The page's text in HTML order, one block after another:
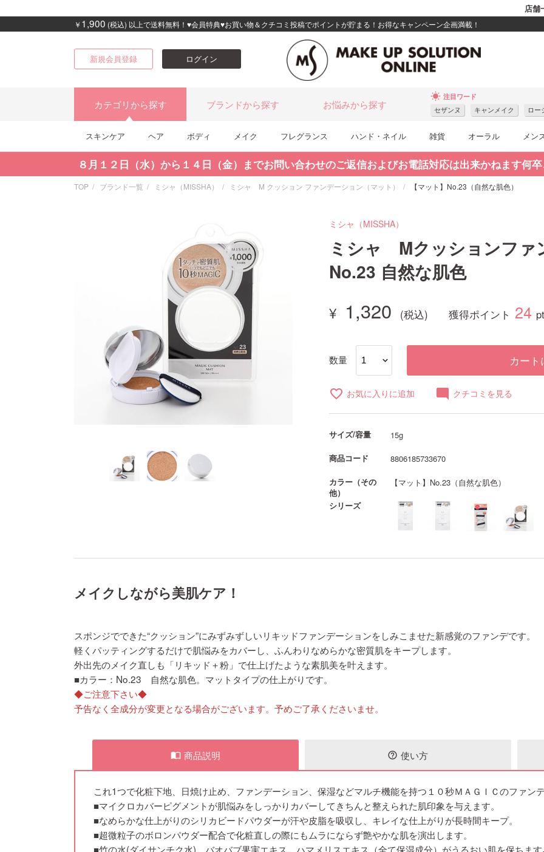
店舗
￥ 1,900 (税込) 以上で送料無料！♥会員特典♥お買い物＆クチコミ投稿でポイントが貯まる！お得なキャンペーン企画満載！
新規会員登録 ログイン
カテゴリから探す ブランドから探す お悩みから探す
wb_sunny 注目ワード
セザンヌ キャンメイク ロー
スキンケア ヘア ボディ メイク フレグランス ハンド・ネイル 雑貨 オーラル メン
８月１２日（水）から１４日（金）までお問い合わせのご返信およびお電話対応は出来かねます何
TOP ブランド一覧 ミシャ（MISSHA） ミシャ M クッション ファンデーション（マット） 【マット】No.23（自然な肌色）
ミシャ（MISSHA）
ミシャ Mクッションファ
No.23 自然な肌色
1,320 獲得ポイント 24 pt
数量 カート
favorite_border お気に入りに追加 mode_comment クチコミを見る
サイズ/容量
15g
商品コード
8806185733670
カラー（その
他）
【マット】No.23（自然な肌色）
シリーズ
メイクしながら美肌ケア！
スポンジでできた“クッション”にみずみずしいリキッドファンデーションをしみこませた新感覚のファンデです。
軽くパッティングするだけで肌悩みをカバーし、ふんわりなめらかな密質肌をキープします。
外出先のメイク直しも「リキッド＋粉」で仕上げたような素肌美を叶えます。
■カラー：No.23 自然な肌色。マットタイプの仕上がりです。
◆ご注意下さい◆
予告なく全成分が変更となる場合がございます。予めご了承くださいませ。
import_contacts 商品説明 help_outline 使い方
これ1つで化粧下地、日焼け止め、ファンデーション、保湿などマルチ機能を持つ１０秒ＭＡＧＩＣのファンデ
■マイクロカバーピグメントが肌悩みをしっかりカバーしてきちんと整えられた肌印象を与えます。
■なめらかな仕上がりのシリカビードパウダーが汗や皮脂を吸収し、キレイな仕上がりが長時間キープ。
■超微粒子のボロンパウダー配合で化粧直しの際にもムラにならず艶やかな肌を演出します。
■竹の水(ダイサンチク水)、バオバブ果実エキス、ハマメリスエキス（全て保湿成分）がうるおい肌を保ちます